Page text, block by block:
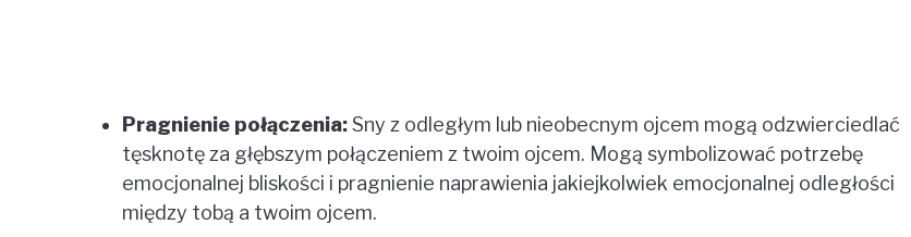
Pragnienie połączenia:Sny z odległym lub nieobecnym ojcem mogą odzwierciedlać
tęsknotę za głębszym połączeniem z twoim ojcem. Mogą symbolizować potrzebę
emocjonalnej bliskości i pragnienie naprawienia jakiejkolwiek emocjonalnej odległości
między tobą a twoim ojcem.